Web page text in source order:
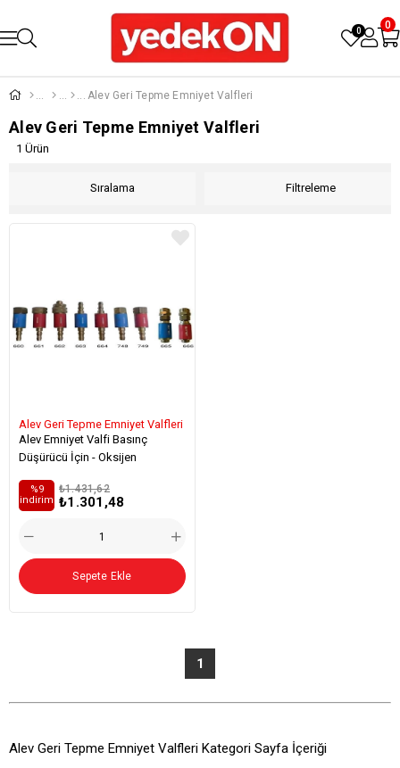
0 0
Alev Geri Tepme Emniyet Valfleri
Alev Geri Tepme Emniyet Valfleri
Filtreleme
Sıralama
1 Ürün
Alev Geri Tepme Emniyet Valfleri
Alev Emniyet Valfi Basınç
Düşürücü İçin - Oksijen
₺1.301,48
₺1.431,62
%9
i̇ndirim
Sepete Ekle
1
Alev Geri Tepme Emniyet Valfleri Kategori Sayfa İçeriği